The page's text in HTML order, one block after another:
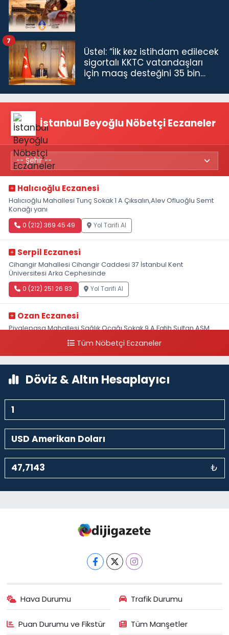
Üstel: “İlk kez istihdam edilecek
sigortalı KKTC vatandaşları
için maaş desteğini 35 bin
7
İstanbul Beyoğlu Nöbetçi Eczaneler
Halıcıoğlu Eczanesi
Halıcıoğlu Mahallesi Tunç Sokak 1 A Çıksalın,Alev Ofluoğlu Semt
Konağı yanı
0 (212) 369 45 49 Yol Tarifi Al
Serpil Eczanesi
Cihangir Mahallesi Cihangir Caddesi 37 İstanbul Kent
Üniversitesi Arka Cephesinde
0 (212) 251 26 83 Yol Tarifi Al
Ozan Eczanesi
Piyalepaşa Mahallesi Sağlık Ocağı Sokak 9 A Fatih Sultan ASM
Tüm Nöbetçi Eczaneler
Döviz & Altın Hesaplayıcı
₺
Hava Durumu Trafik Durumu
Puan Durumu ve Fikstür Tüm Manşetler